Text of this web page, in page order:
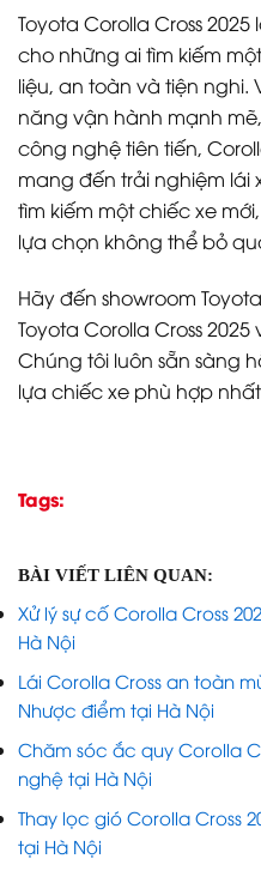
Toyota Corolla Cross
cho những ai tìm kiếm
liệu, an toàn và tiện nghi.
năng vận hành mạnh
công nghệ tiên tiến,
mang đến trải nghiệm lái
tìm kiếm một chiếc xe
lựa chọn không thể bỏ
Hãy đến showroom
Toyota Corolla Cross
Chúng tôi luôn sẵn sàng
lựa chiếc xe phù hợp
Tags:
BÀI VIẾT LIÊN QUAN:
Xử lý sự cố Corolla Cross
Hà Nội
Lái Corolla Cross an toàn
Nhược điểm tại Hà Nội
Chăm sóc ắc quy Corolla
nghệ tại Hà Nội
Thay lọc gió Corolla Cross
tại Hà Nội